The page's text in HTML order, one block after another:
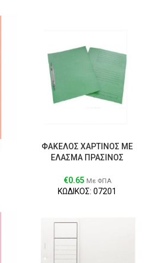
ΦΑΚΕΛΟΣ ΧΑΡΤΙΝΟΣ ΜΕ
ΕΛΑΣΜΑ ΠΡΑΣΙΝΟΣ
€0.65 Με ΦΠΑ
ΚΩΔΙΚΟΣ: 07201